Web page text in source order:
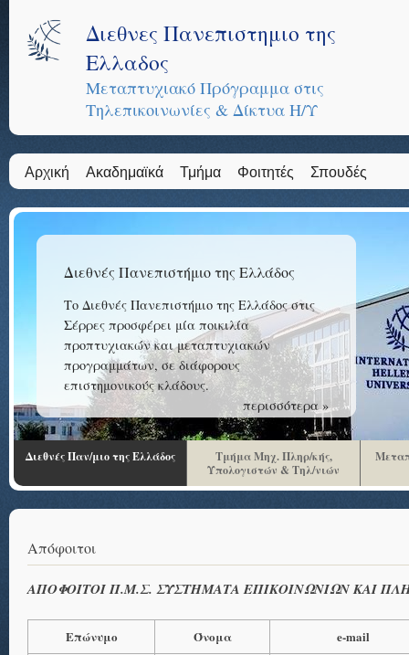
Διεθνες Πανεπιστημιο της
Ελλαδος
Μεταπτυχιακό Πρόγραμμα στις
Τηλεπικοινωνίες & Δίκτυα Η/Υ
Αρχική Ακαδημαϊκά Τμήμα Φοιτητές Σπουδές
Διεθνές Πανεπιστήμιο της Ελλάδος
Το Διεθνές Πανεπιστήμιο της Ελλάδος στις
Σέρρες προσφέρει μία ποικιλία
προπτυχιακών και μεταπτυχιακών
προγραμμάτων, σε διάφορους
επιστημονικούς κλάδους.
περισσότερα »
Διεθνές Παν/μιο της Ελλάδος
Τμήμα Μηχ. Πληρ/κής,
Υπολογιστών & Τηλ/νιών
Απόφοιτοι
ΑΠΟΦΟΙΤΟΙ Π.Μ.Σ. ΣΥΣΤΗΜΑΤΑ EΠΙΚΟΙΝΩΝΙΩΝ ΚΑΙ
Επώνυμο Όνομα e-mail